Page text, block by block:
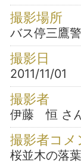
撮影場所
バス停三鷹
撮影日
2011/11/01
撮影者
伊藤 恒 さ
撮影者コメ
桜並木の落